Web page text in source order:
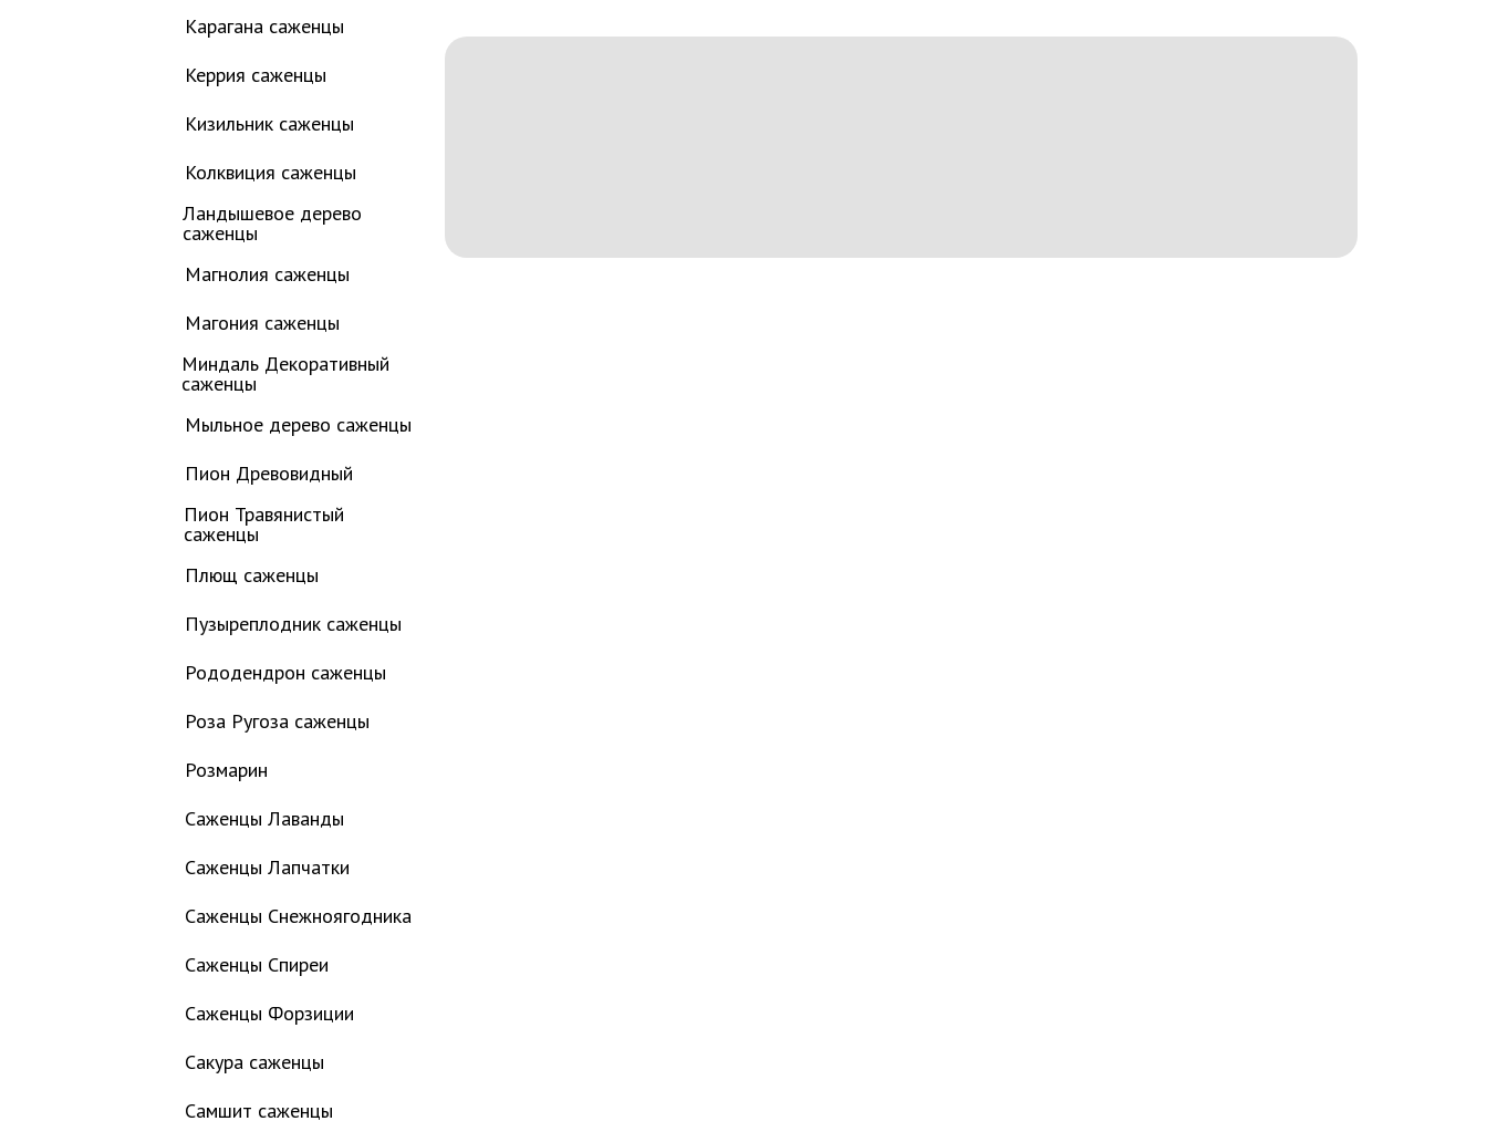
Карагана саженцы
Керрия саженцы
Кизильник саженцы
Колквиция саженцы
Ландышевое дерево
саженцы
Магнолия саженцы
Магония саженцы
Миндаль Декоративный
саженцы
Мыльное дерево саженцы
Пион Древовидный
Пион Травянистый
саженцы
Плющ саженцы
Пузыреплодник саженцы
Рододендрон саженцы
Роза Ругоза саженцы
Розмарин
Саженцы Лаванды
Саженцы Лапчатки
Саженцы Снежноягодника
Саженцы Спиреи
Саженцы Форзиции
Сакура саженцы
Самшит саженцы